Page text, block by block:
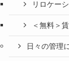
リロケー
＜無料＞
日々の管理